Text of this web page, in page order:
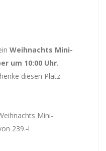
Weihnachts Mini-
um 10:00 Uhr.
diesen Platz
Mini-
239.-!